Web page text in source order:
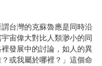
台灣的克蘇魯應是同時沿
宙偉大對比人類渺小的同
發展中的討論，如人的異
或我屬於哪裡？」這個命